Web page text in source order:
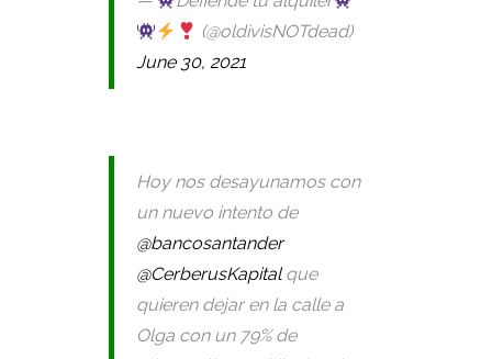
(@oldivisNOTdead)
June 30, 2021
Hoy nos desayunamos con
un nuevo intento de
@bancosantander
@CerberusKapitalque
quieren dejar en la calle a
Olga con un 79% de